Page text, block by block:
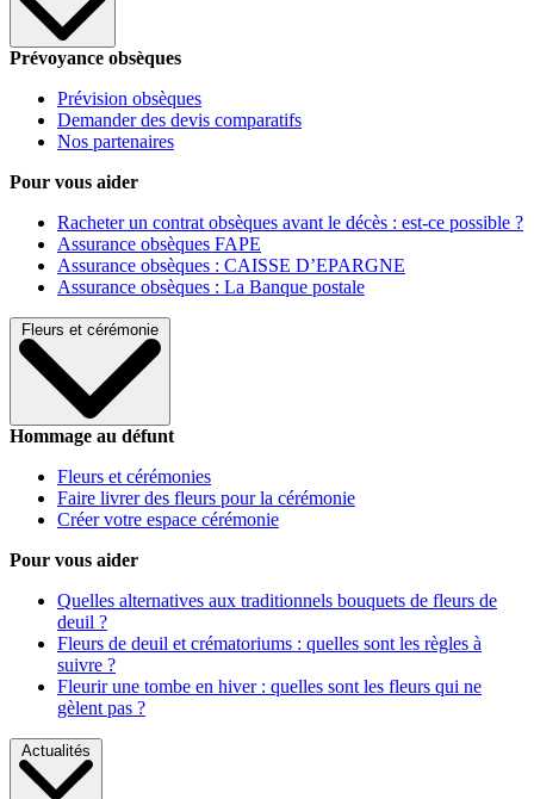
Prévoyance obsèques
Prévision obsèques
Demander des devis comparatifs
Nos partenaires
Pour vous aider
Racheter un contrat obsèques avant le décès : est-ce possible ?
Assurance obsèques FAPE
Assurance obsèques : CAISSE D’EPARGNE
Assurance obsèques : La Banque postale
Fleurs et cérémonie
Hommage au défunt
Fleurs et cérémonies
Faire livrer des fleurs pour la cérémonie
Créer votre espace cérémonie
Pour vous aider
Quelles alternatives aux traditionnels bouquets de fleurs de
deuil ?
Fleurs de deuil et crématoriums : quelles sont les règles à
suivre ?
Fleurir une tombe en hiver : quelles sont les fleurs qui ne
gèlent pas ?
Actualités